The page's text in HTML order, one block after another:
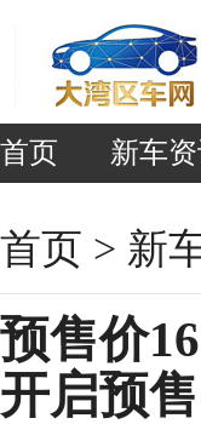
首页 新车
首页 > 新
预售价
开启预售